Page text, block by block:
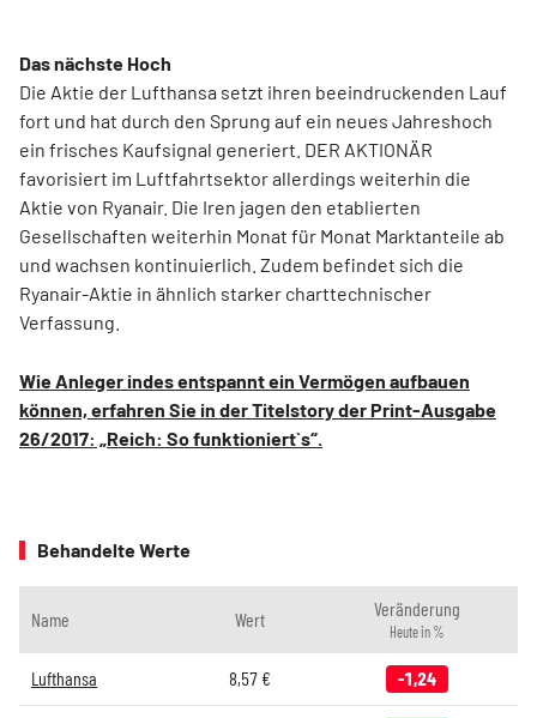
Das nächste Hoch
Die Aktie der Lufthansa setzt ihren beeindruckenden Lauf
fort und hat durch den Sprung auf ein neues Jahreshoch
ein frisches Kaufsignal generiert. DER AKTIONÄR
favorisiert im Luftfahrtsektor allerdings weiterhin die
Aktie von Ryanair. Die Iren jagen den etablierten
Gesellschaften weiterhin Monat für Monat Marktanteile ab
und wachsen kontinuierlich. Zudem befindet sich die
Ryanair-Aktie in ähnlich starker charttechnischer
Verfassung.
Wie Anleger indes entspannt ein Vermögen aufbauen
können, erfahren Sie in der Titelstory der Print-Ausgabe
26/2017: „Reich: So funktioniert`s“.
Behandelte Werte
Name Wert Veränderung
Heute in %
Lufthansa 8,57€ -1,24